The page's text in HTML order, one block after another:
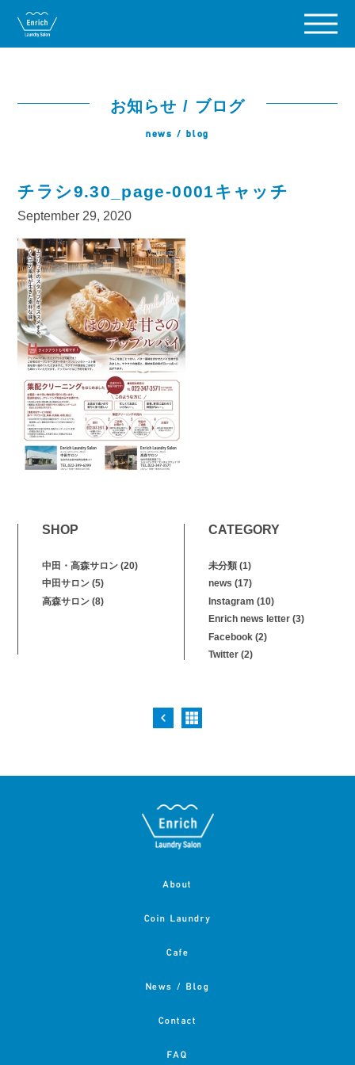
お知らせ / ブログ
news / blog
チラシ9.30_page-0001キャッチ
September 29, 2020
SHOP
中田・高森サロン (20)
中田サロン (5)
高森サロン (8)
CATEGORY
未分類 (1)
news (17)
Instagram (10)
Enrich news letter (3)
Facebook (2)
Twitter (2)
About
Coin Laundry
Cafe
News / Blog
Contact
FAQ